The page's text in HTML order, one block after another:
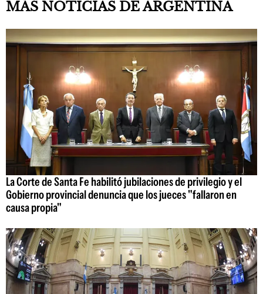
MÁS NOTICIAS DE ARGENTINA
La Corte de Santa Fe habilitó jubilaciones de privilegio y el
Gobierno provincial denuncia que los jueces "fallaron en
causa propia"